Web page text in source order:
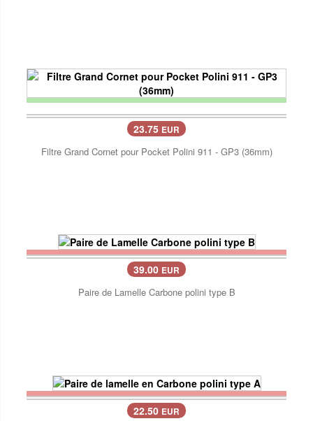
23.75 EUR
Filtre Grand Cornet pour Pocket Polini 911 - GP3 (36mm)
39.00 EUR
Paire de Lamelle Carbone polini type B
22.50 EUR